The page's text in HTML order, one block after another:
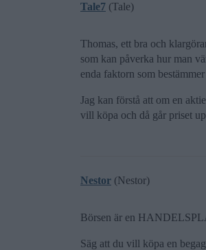
Tale7 (Tale)
Thomas, ett bra och
som kan påverka hur man
enda faktorn som
Jag kan förstå att om en
vill köpa och då går priset
Nestor (Nestor)
Börsen är en
Säg att du vill köpa en